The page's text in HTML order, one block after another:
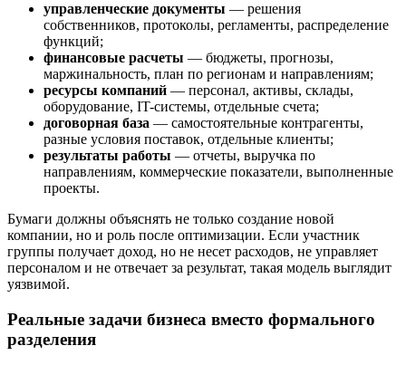
управленческие документы — решения
собственников, протоколы, регламенты, распределение
функций;
финансовые расчеты — бюджеты, прогнозы,
маржинальность, план по регионам и направлениям;
ресурсы компаний — персонал, активы, склады,
оборудование, IT-системы, отдельные счета;
договорная база — самостоятельные контрагенты,
разные условия поставок, отдельные клиенты;
результаты работы — отчеты, выручка по
направлениям, коммерческие показатели, выполненные
проекты.
Бумаги должны объяснять не только создание новой
компании, но и роль после оптимизации. Если участник
группы получает доход, но не несет расходов, не управляет
персоналом и не отвечает за результат, такая модель выглядит
уязвимой.
Реальные задачи бизнеса вместо формального
разделения